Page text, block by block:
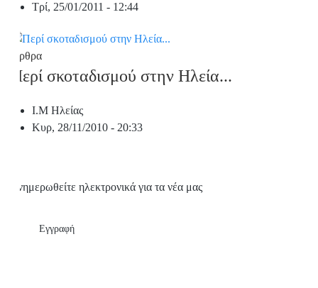
Τρί, 25/01/2011 - 12:44
Άρθρα
Περί σκοταδισμού στην Ηλεία...
Ι.Μ Ηλείας
Κυρ, 28/11/2010 - 20:33
Ενημερωθείτε ηλεκτρονικά για τα νέα μας
Εγγραφή